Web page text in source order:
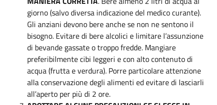
giorno (salvo diversa indicazione del medico curante).
Gli anziani devono bere anche se non ne sentono il
bisogno. Evitare di bere alcolici e limitare l’assunzione
di bevande gassate o troppo fredde. Mangiare
preferibilmente cibi leggeri e con alto contenuto di
acqua (frutta e verdura). Porre particolare attenzione
alla conservazione degli alimenti ed evitare di lasciarli
all’aperto per più di 2 ore.